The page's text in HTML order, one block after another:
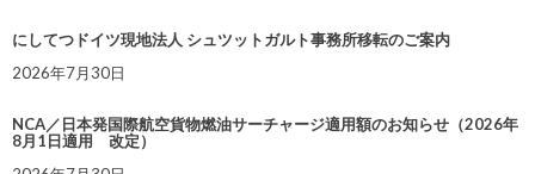
にしてつドイツ現地法人 シュツットガルト事務所移転のご案内
2026年7月30日
NCA／日本発国際航空貨物燃油サーチャージ適用額のお知らせ（2026年
8月1日適用 改定）